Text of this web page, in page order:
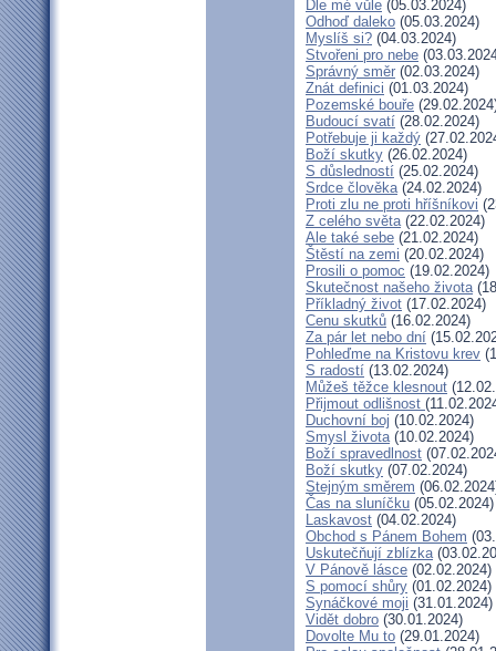
Dle mé vůle (05.03.2024)
Odhoď daleko (05.03.2024)
Myslíš si? (04.03.2024)
Stvořeni pro nebe
Správný směr (02.03.2024)
Znát definici (01.03.2024)
Pozemské bouře
Budoucí svatí (28.02.2024)
Potřebuje ji každý
Boží skutky (26.02.2024)
S důsledností (25.02.2024)
Srdce člověka(24.02.2024)
Proti zlu ne proti hříšníkovi
Z celého světa(22.02.2024)
Ale také sebe (21.02.2024)
Štěstí na zemi (20.02.2024)
Prosili o pomoc (19.02.2024)
Skutečnost našeho života
Příkladný život (17.02.2024)
Cenu skutků (16.02.2024)
Za pár let nebo dní
Pohleďme na Kristovu krev
S radostí (13.02.2024)
Můžeš těžce klesnout
Přijmout odlišnost
Duchovní boj (10.02.2024)
Smysl života(10.02.2024)
Boží spravedlnost
Boží skutky (07.02.2024)
Stejným směrem
Čas na sluníčku (05.02.2024)
Laskavost (04.02.2024)
Obchod s Pánem Bohem
Uskutečňují zblízka
V Pánově lásce (02.02.2024)
S pomocí shůry (01.02.2024)
Synáčkové moji (31.01.2024)
Vidět dobro (30.01.2024)
Dovolte Mu to (29.01.2024)